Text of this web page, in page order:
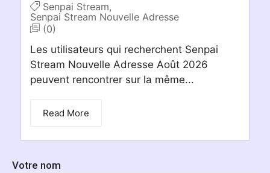
Senpai Stream,
Senpai Stream Nouvelle Adresse
(0)
Les utilisateurs qui recherchent Senpai
Stream Nouvelle Adresse Août 2026
peuvent rencontrer sur la même...
Read More
Votre nom